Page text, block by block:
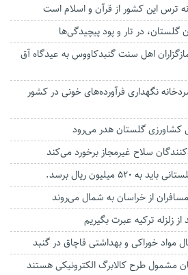
ترس این کشور از قرآن و اسلام است
گلستان، در تار و پود پیچیدگی‌ها
اهل سنت گنبدکاووس به عیدگاه آق
نگهداری فرآورده‌های خونی در کشور
سلاح‌ غیرمجاز برخورد می‌کند
میلیون ریال برسد.
زلزله ترکیه عبرت بگیریم